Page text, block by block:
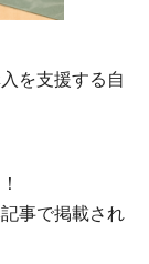
を支援する自
事で掲載され